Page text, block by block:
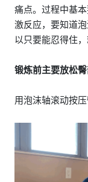
痛点。过程中基
激反应，要知道
以只要能忍得住
锻炼前主要放松
用泡沫轴滚动按